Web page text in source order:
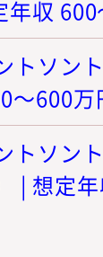
年収
トソン
～600万
トソン
| 想定